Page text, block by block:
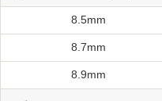
8.5mm
8.7mm
8.9mm